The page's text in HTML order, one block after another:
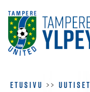
Etusivu >>Uutiset